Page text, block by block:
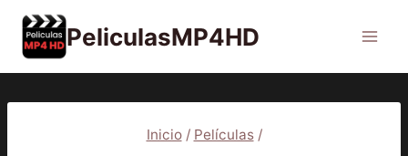
Saltar
contenido
PeliculasMP4HD
Inicio / Películas /